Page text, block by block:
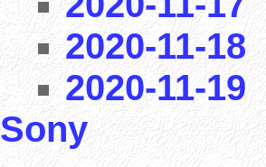
2020-11-18
2020-11-19
Sony